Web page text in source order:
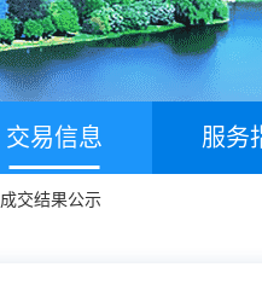
交易信息 服务
成交结果公示